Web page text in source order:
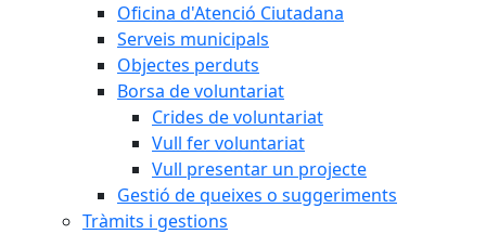
Oficina d'Atenció Ciutadana
Serveis municipals
Objectes perduts
Borsa de voluntariat
Crides de voluntariat
Vull fer voluntariat
Vull presentar un projecte
Gestió de queixes o suggeriments
Tràmits i gestions